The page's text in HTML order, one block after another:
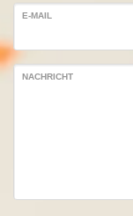
E-MAIL
NACHRICHT